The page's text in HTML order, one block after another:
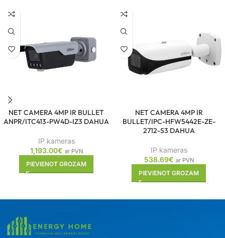
NET CAMERA 4MP IR BULLET
ANPR/ITC413-PW4D-IZ3 DAHUA
IP kameras
1,193.00€ ar PVN
PIEVIENOT GROZAM
NET CAMERA 4MP IR
BULLET/IPC-HFW5442E-ZE-
2712-S3 DAHUA
IP kameras
538.69€ ar PVN
PIEVIENOT GROZAM